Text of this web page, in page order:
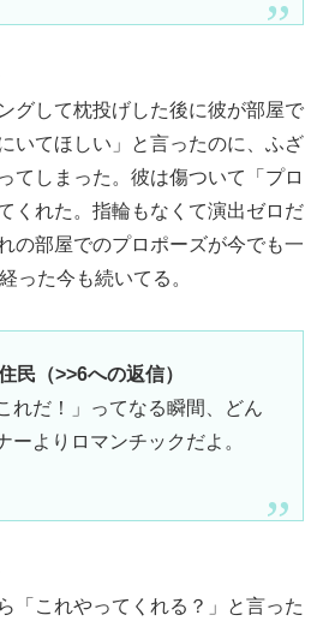
グして枕投げした後に彼が部屋で
いてほしい」と言ったのに、ふざ
てしまった。彼は傷ついて「プロ
くれた。指輪もなくて演出ゼロだ
の部屋でのプロポーズが今でも一
った今も続いてる。
民（>>6への返信）
れだ！」ってなる瞬間、どん
ーよりロマンチックだよ。
「これやってくれる？」と言った